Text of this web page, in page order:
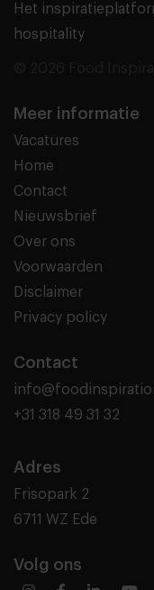
Het
hospitality
Meer informatie
Vacatures
Home
Contact
Nieuwsbrief
Over ons
Voorwaarden
Disclaimer
Privacy policy
Contact
+31 318 49 31 32
Adres
Frisopark 2
6711 WZ Ede
Volg ons